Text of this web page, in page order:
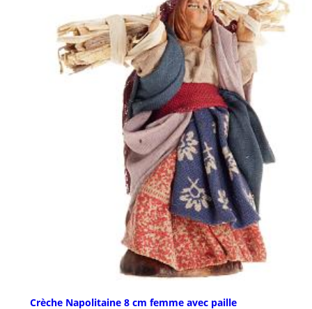
Crèche Napolitaine 8 cm femme avec paille